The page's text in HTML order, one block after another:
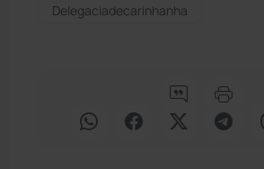
Delegaciadecarinhanha